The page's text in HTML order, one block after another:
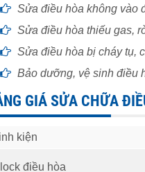
Sửa điều hòa không vào
Sửa điều hòa thiếu gas,
Sửa điều hòa bị cháy tụ,
Bảo dưỡng, vệ sinh điều
GIÁ SỬA CHỮA
kiện
điều hòa